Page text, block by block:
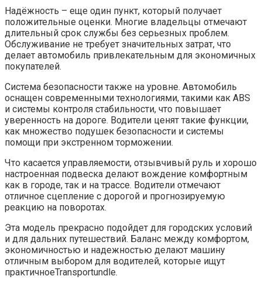
Надёжность – еще один пункт, который получает
положительные оценки. Многие владельцы отмечают
длительный срок службы без серьезных проблем.
Обслуживание не требует значительных затрат, что
делает автомобиль привлекательным для экономичных
покупателей.
Система безопасности также на уровне. Автомобиль
оснащен современными технологиями, такими как ABS
и системы контроля стабильности, что повышает
уверенность на дороге. Водители ценят такие функции,
как множество подушек безопасности и системы
помощи при экстренном торможении.
Что касается управляемости, отзывчивый руль и хорошо
настроенная подвеска делают вождение комфортным
как в городе, так и на трассе. Водители отмечают
отличное сцепление с дорогой и прогнозируемую
реакцию на поворотах.
Эта модель прекрасно подойдет для городских условий
и для дальних путешествий. Баланс между комфортом,
экономичностью и надежностью делают машину
отличным выбором для водителей, которые ищут
практичноеTransportundle.